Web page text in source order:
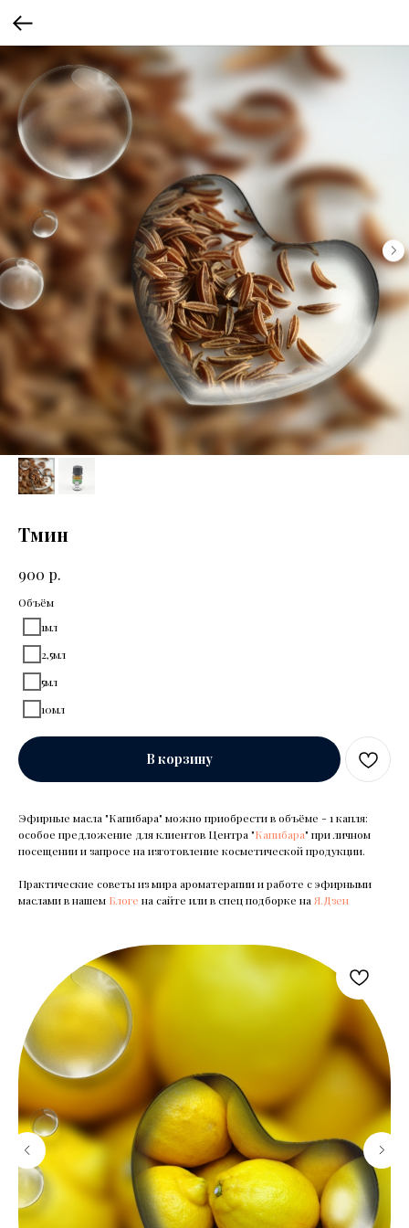
Тмин
900 р.
Объём
1мл
2,5мл
5мл
10мл
В корзину
Эфирные масла "Капибара" можно приобрести в объёме - 1 капля:
особое предложение для клиентов Центра "Капибара" при личном
посещении и запросе на изготовление косметической продукции.
Практические советы из мира ароматерапии и работе с эфирными
маслами в нашем Блоге на сайте или в спец подборке на Я.Дзен